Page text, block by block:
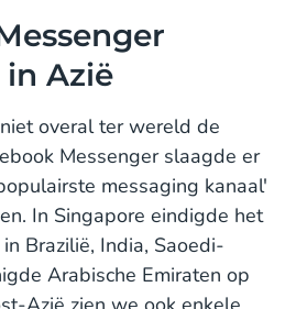
Azië
overal ter wereld de
Messenger slaagde er
messaging kanaal'
In Singapore eindigde het
Brazilië, India, Saoedi-
Arabische Emiraten op